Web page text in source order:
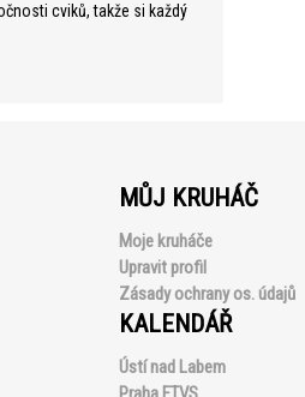
cviků, takže si každý
MŮJ KRUHÁČ
Moje kruháče
Upravit profil
Zásady ochrany os. údajů
KALENDÁŘ
Ústí nad Labem